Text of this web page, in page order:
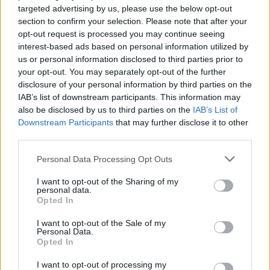
targeted advertising by us, please use the below opt-out
section to confirm your selection. Please note that after your
opt-out request is processed you may continue seeing
interest-based ads based on personal information utilized by
us or personal information disclosed to third parties prior to
your opt-out. You may separately opt-out of the further
disclosure of your personal information by third parties on the
IAB’s list of downstream participants. This information may
also be disclosed by us to third parties on the IAB’s List of
Downstream Participants that may further disclose it to other
Personal Data Processing Opt Outs
I want to opt-out of the Sharing of my
personal data.
Opted In
I want to opt-out of the Sale of my
Personal Data.
Opted In
I want to opt-out of processing my
“Gli alberi e i loro benefici- conclude Lori- sono importanti per
tutti ed è quindi necessario incrementare la loro piantumazione
sia nelle aree pubbliche che in quelle private a vantaggio di un
futuro più sostenibile e con effetti positivi sulla qualità della vita di
cittadini e cittadine”.
Il nuovo bando arriva dopo la distribuzione gratuita di piante a
cittadini, enti ed associazioni nei vivai convenzionati con la
Regione e ai precedenti avvisi, rivolti alle imprese e ai Comuni
delle aree di pianura e collina.
Rispetto ai precedenti bandi, la differenza sostanziale è
rappresentata dalla fonte di finanziamento, derivante dagli oneri